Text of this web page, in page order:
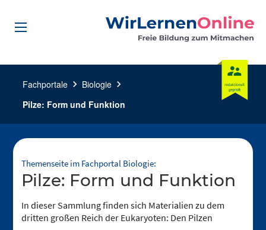
Fachportale chevron_right Biologie chevron_right
Pilze: Form und Funktion
Themenseite im Fachportal Biologie:
Pilze: Form und Funktion
In dieser Sammlung finden sich Materialien zu dem
dritten großen Reich der Eukaryoten: Den Pilzen